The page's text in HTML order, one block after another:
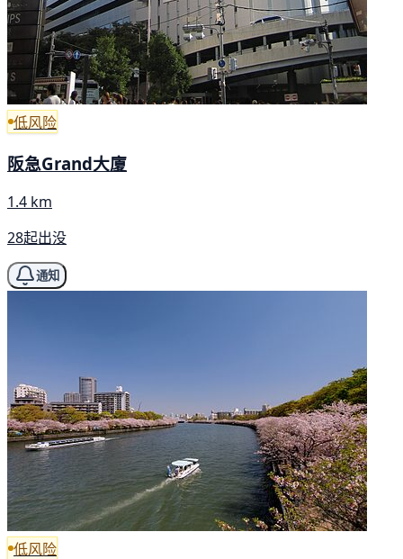
低风险
阪急Grand大廈
1.4 km
28起出没
通知
低风险